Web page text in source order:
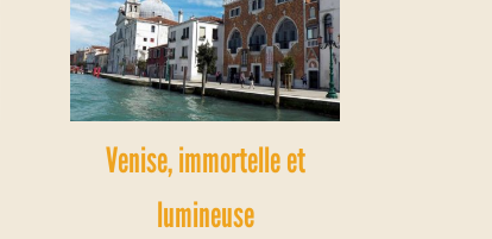
Venise, immortelle et
lumineuse